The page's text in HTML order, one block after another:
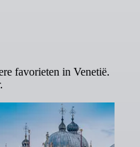
favorieten in Venetië.